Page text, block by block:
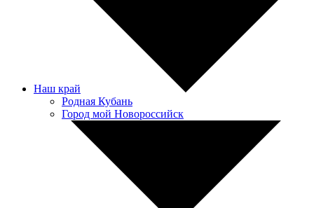
Наш край
Родная Кубань
Город мой Новороссийск